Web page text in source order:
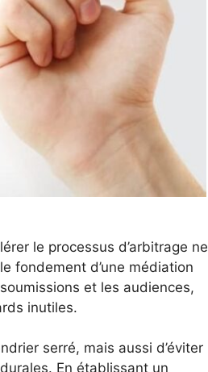
le processus d’arbitrage ne
fondement d’une médiation
et les audiences,
inutiles.
serré, mais aussi d’éviter
En établissant un